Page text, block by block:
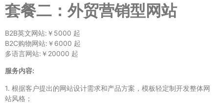
套餐二：外贸营销型网站
B2B英文网站:￥5000 起
B2C购物网站:￥6000 起
多语言网站:￥20000 起
服务内容:
1. 根据客户提出的网站设计需求和产品方案，模板轻定制开发整体网
站风格；